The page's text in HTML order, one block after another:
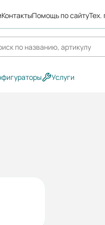
КонтактыПомощь по сайтуТех.
Услуги